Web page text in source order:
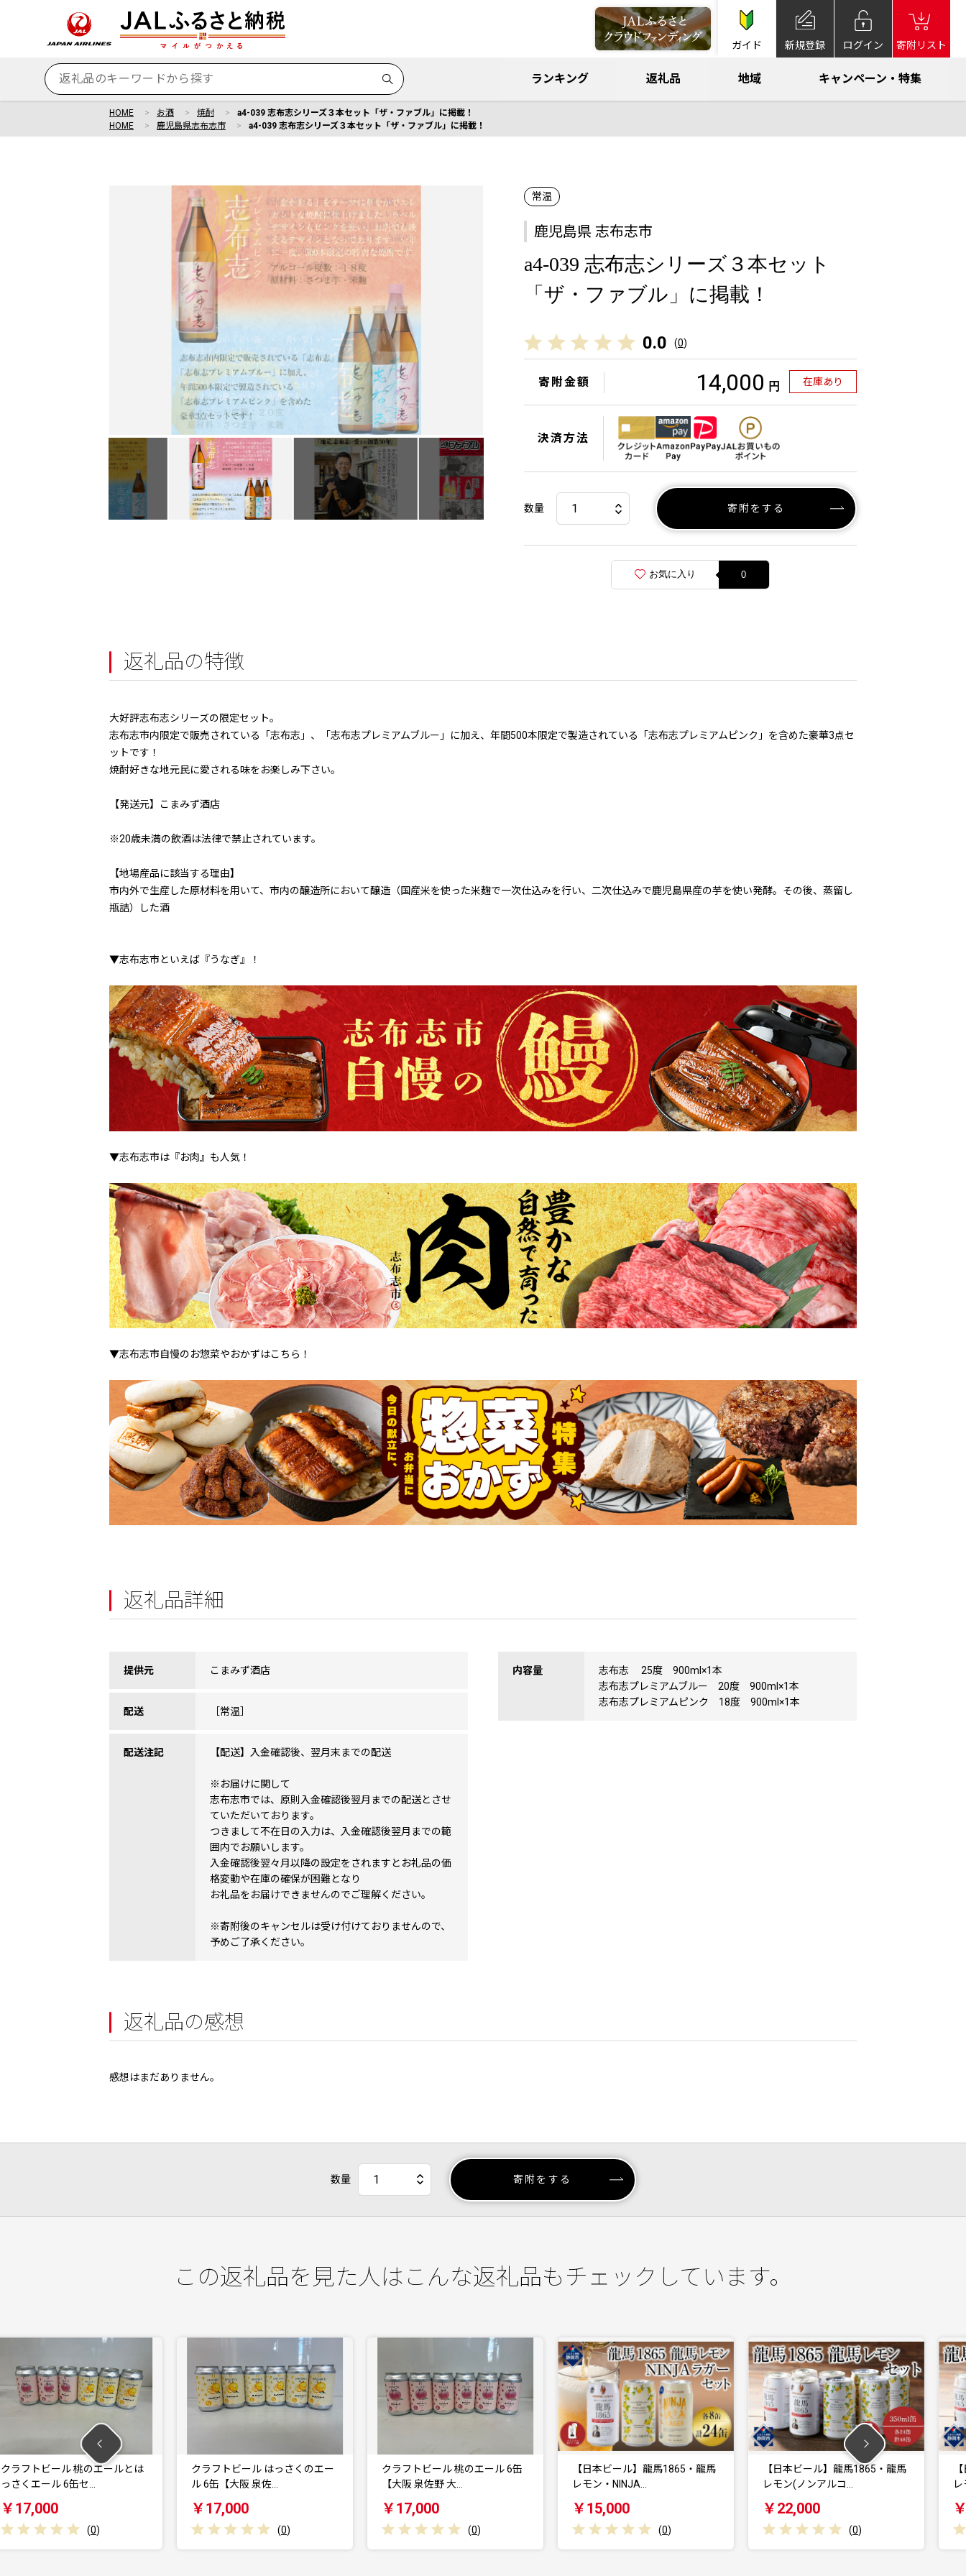
ガイド 新規登録 ログイン 寄附リスト
ランキング 返礼品 地域 キャンペーン・特集
HOME お酒 焼酎
a4-039 志布志シリーズ３本セット「ザ・ファブル」に掲載！
HOME
鹿児島県志布志市 a4-039 志布志シリーズ３本セット「ザ・ファブル」に掲載！
常温
鹿児島県 志布志市
a4-039 志布志シリーズ３本セット
「ザ・ファブル」に掲載！
0.0 (0)
寄附金額 14,000 円 在庫あり
決済方法
数量 寄附をする
お気に入り 0
返礼品の特徴
大好評志布志シリーズの限定セット。
志布志市内限定で販売されている「志布志」、「志布志プレミアムブルー」に加え、年間500本限定で製造されている「志布志プレミアムピンク」を含めた豪華3点セ
ットです！
焼酎好きな地元民に愛される味をお楽しみ下さい。
【発送元】こまみず酒店
※20歳未満の飲酒は法律で禁止されています。
【地場産品に該当する理由】
市内外で生産した原材料を用いて、市内の醸造所において醸造（国産米を使った米麹で一次仕込みを行い、二次仕込みで鹿児島県産の芋を使い発酵。その後、蒸留し
瓶詰）した酒
▼志布志市といえば『うなぎ』！
▼志布志市は『お肉』も人気！
▼志布志市自慢のお惣菜やおかずはこちら！
返礼品詳細
提供元 こまみず酒店
配送 ［常温］
配送注記 【配送】入金確認後、翌月末までの配送
※お届けに関して
志布志市では、原則入金確認後翌月までの配送とさせ
ていただいております。
つきまして不在日の入力は、入金確認後翌月までの範
囲内でお願いします。
入金確認後翌々月以降の設定をされますとお礼品の価
格変動や在庫の確保が困難となり
お礼品をお届けできませんのでご理解ください。
※寄附後のキャンセルは受け付けておりませんので、
予めご了承ください。
内容量
志布志 25度 900ml×1本
志布志プレミアムブルー 20度 900ml×1本
志布志プレミアムピンク 18度 900ml×1本
返礼品の感想
感想はまだありません。
数量 寄附をする
この返礼品を見た人はこんな返礼品もチェックしています。
桃のエールとは
セ…
(0)
クラフトビール はっさくのエー
ル 6缶【大阪 泉佐…
(0)
クラフトビール 桃のエール 6缶
【大阪 泉佐野 大…
(0)
【日本ビール】龍馬1865・龍馬
レモン・NINJA…
(0)
【日本ビール】龍馬1865・龍馬
レモン(ノンアルコ…
(0)
【日本ビール】
レモン(ノンアル